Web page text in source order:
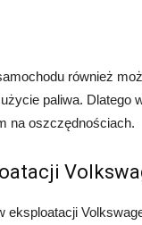
również
paliwa. Dlatego
na oszczędnościach.